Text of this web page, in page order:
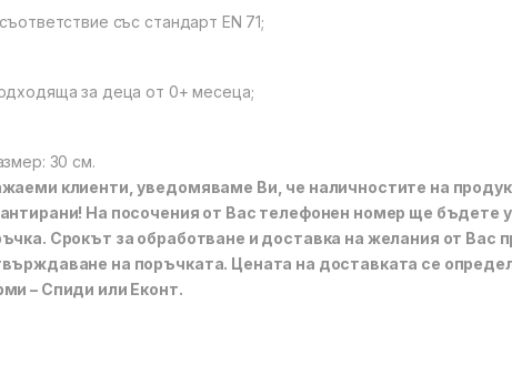
със стандарт EN 71;
за деца от 0+ месеца;
30 см.
клиенти, уведомяваме Ви, че наличностите на
На посочения от Вас телефонен номер ще бъдете
Срокът за обработване и доставка на желания от Вас
на поръчката. Цената на доставката се
– Спиди или Еконт.